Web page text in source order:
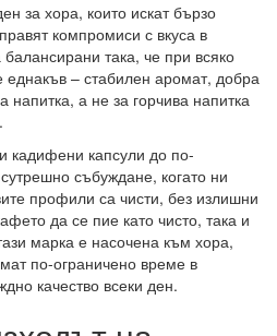
за хора, които искат бързо
компромиси с вкуса в
така, че при всяко
еднакъв – стабилен аромат, добра
напитка, а не за горчива напитка
кадифени капсули до по-
събуждане, когато ни
профили са чисти, без излишни
да се пие като чисто, така и
марка е насочена към хора,
по-ограничено време в
качество всеки ден.